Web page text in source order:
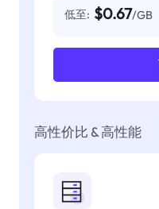
低至: $0.67/GB
高性价比 & 高性能